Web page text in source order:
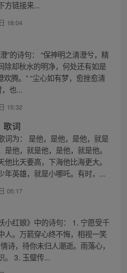
方链接来...
18:04
”的诗句： “保神明之清澄兮，精
除却秋水的明净，何处还有如是
腾。” “尘心如有梦，愈挫愈清
也...
15:32
歌词
词为： 是他，是他，是他，就是
他，就是他，是他，就是他。
比天要高，下海他比海更大。
年英雄，就是小哪吒。有时，...
05:17
小红娘》中的诗句： 1. 宁愿受千
人。万箭穿心终不悔，相视一笑
诗，待你未归人潮逝。雨落心，
。 3. 玉璧传...